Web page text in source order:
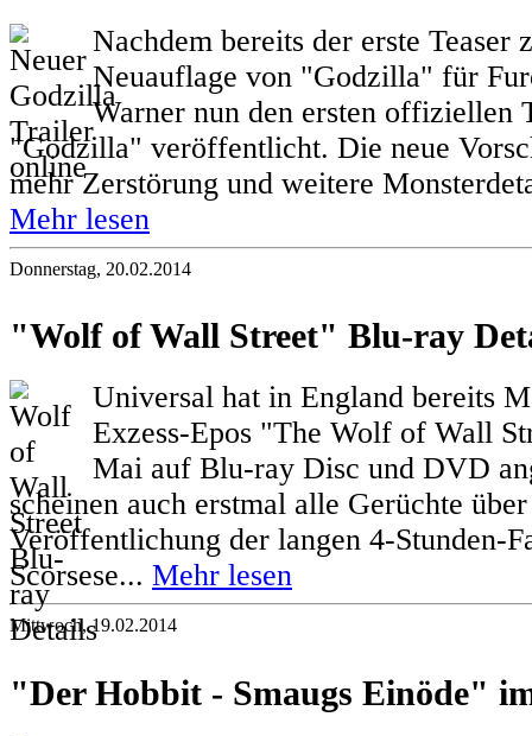
Nachdem bereits der erste Teaser
Neuauflage von "Godzilla" für
Warner nun den ersten offiziellen
"Godzilla" veröffentlicht. Die neue
mehr Zerstörung und weitere
Mehr lesen
Donnerstag, 20.02.2014
"Wolf of Wall Street" Blu-ray
Universal hat in England bereits
Exzess-Epos "The Wolf of Wall
Mai auf Blu-ray Disc und DVD
scheinen auch erstmal alle Gerüchte
Veröffentlichung der langen 4-Stunden-
Scorsese... Mehr lesen
Mittwoch, 19.02.2014
"Der Hobbit - Smaugs Einöde"